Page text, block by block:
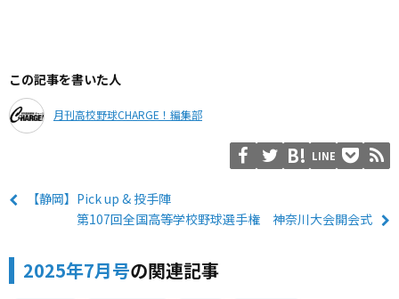
この記事を書いた人
月刊高校野球CHARGE！編集部
LINE
【静岡】Pick up & 投手陣
第107回全国高等学校野球選手権 神奈川大会開会式
2025年7月号の関連記事